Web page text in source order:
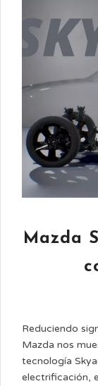
Mazda
Reduciendo
Mazda nos
tecnología
electrificación,